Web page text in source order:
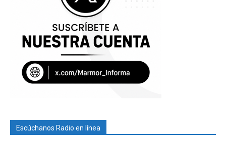
Escúchanos Radio en línea